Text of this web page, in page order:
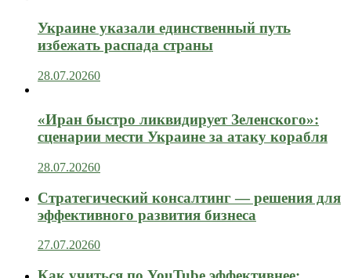
Украине указали единственный путь
избежать распада страны
28.07.20260
«Иран быстро ликвидирует Зеленского»:
сценарии мести Украине за атаку корабля
28.07.20260
Стратегический консалтинг — решения для
эффективного развития бизнеса
27.07.20260